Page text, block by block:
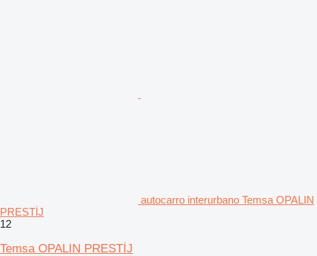
autocarro interurbano Temsa OPALIN
PRESTİJ
12
Temsa OPALIN PRESTİJ